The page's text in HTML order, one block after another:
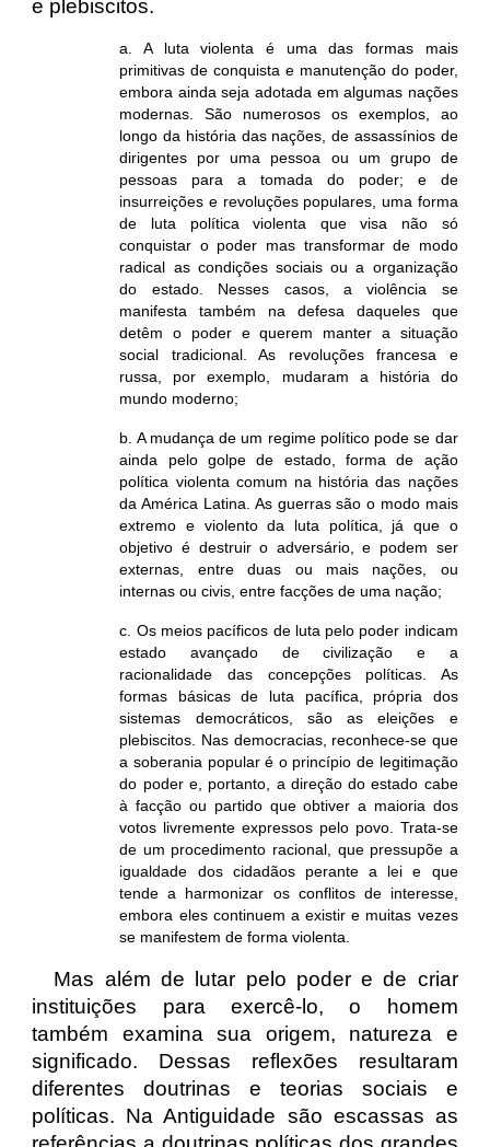
e plebiscitos.
a. A luta violenta é uma das formas mais
primitivas de conquista e manutenção do poder,
embora ainda seja adotada em algumas nações
modernas. São numerosos os exemplos, ao
longo da história das nações, de assassínios de
dirigentes por uma pessoa ou um grupo de
pessoas para a tomada do poder; e de
insurreições e revoluções populares, uma forma
de luta política violenta que visa não só
conquistar o poder mas transformar de modo
radical as condições sociais ou a organização
do estado. Nesses casos, a violência se
manifesta também na defesa daqueles que
detêm o poder e querem manter a situação
social tradicional. As revoluções francesa e
russa, por exemplo, mudaram a história do
mundo moderno;
b. A mudança de um regime político pode se dar
ainda pelo golpe de estado, forma de ação
política violenta comum na história das nações
da América Latina. As guerras são o modo mais
extremo e violento da luta política, já que o
objetivo é destruir o adversário, e podem ser
externas, entre duas ou mais nações, ou
internas ou civis, entre facções de uma nação;
c. Os meios pacíficos de luta pelo poder indicam
estado avançado de civilização e a
racionalidade das concepções políticas. As
formas básicas de luta pacífica, própria dos
sistemas democráticos, são as eleições e
plebiscitos. Nas democracias, reconhece-se que
a soberania popular é o princípio de legitimação
do poder e, portanto, a direção do estado cabe
à facção ou partido que obtiver a maioria dos
votos livremente expressos pelo povo. Trata-se
de um procedimento racional, que pressupõe a
igualdade dos cidadãos perante a lei e que
tende a harmonizar os conflitos de interesse,
embora eles continuem a existir e muitas vezes
se manifestem de forma violenta.
Mas além de lutar pelo poder e de criar
instituições para exercê-lo, o homem
também examina sua origem, natureza e
significado. Dessas reflexões resultaram
diferentes doutrinas e teorias sociais e
políticas. Na Antiguidade são escassas as